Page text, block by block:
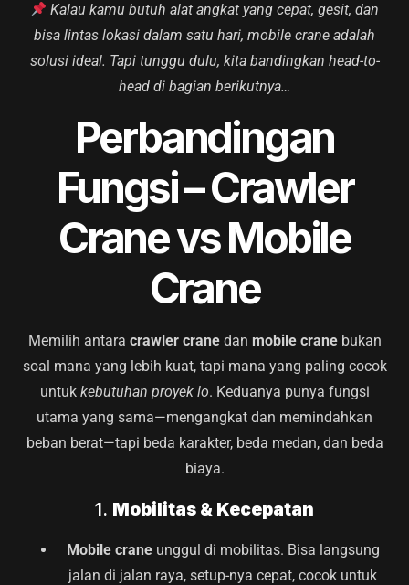
Kalau kamu butuh alat angkat yang cepat, gesit, dan
bisa lintas lokasi dalam satu hari, mobile crane adalah
solusi ideal. Tapi tunggu dulu, kita bandingkan head-to-
head di bagian berikutnya…
Perbandingan
Fungsi – Crawler
Crane vs Mobile
Crane
Memilih antara crawler cranedan mobile cranebukan
soal mana yang lebih kuat, tapi mana yang paling cocok
untuk kebutuhan proyek lo. Keduanya punya fungsi
utama yang sama—mengangkat dan memindahkan
beban berat—tapi beda karakter, beda medan, dan beda
biaya.
1. Mobilitas & Kecepatan
Mobile craneunggul di mobilitas. Bisa langsung
jalan di jalan raya, setup-nya cepat, cocok untuk